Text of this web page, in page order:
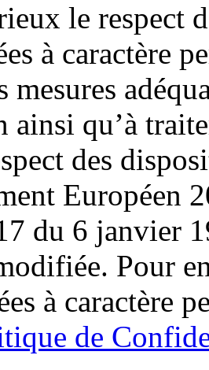
le respect
à caractère
mesures
ainsi qu’à
des
Européen
du 6 janvier
Pour
à caractère
de